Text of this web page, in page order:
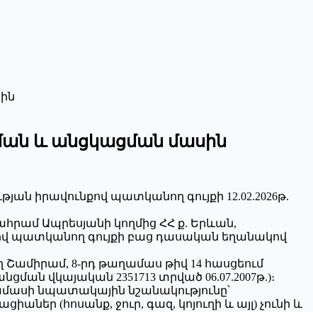
և անցկացման մասին
իրավունքով պատկանող գույքի 12.02.2026թ.
Ապրեսյանի կողմից ՀՀ ք. Երևան,
պատկանող գույքի բաց դասական եղանակով
Շամիրամ, 8-րդ թաղամաս թիվ 14 հասցեում
վկայական 2351713 տրված 06.07.2007թ.)։
նպատակային նշանակությունը՝
(հոսանք, ջուր, գազ, կոյուղի և այլ) չունի և